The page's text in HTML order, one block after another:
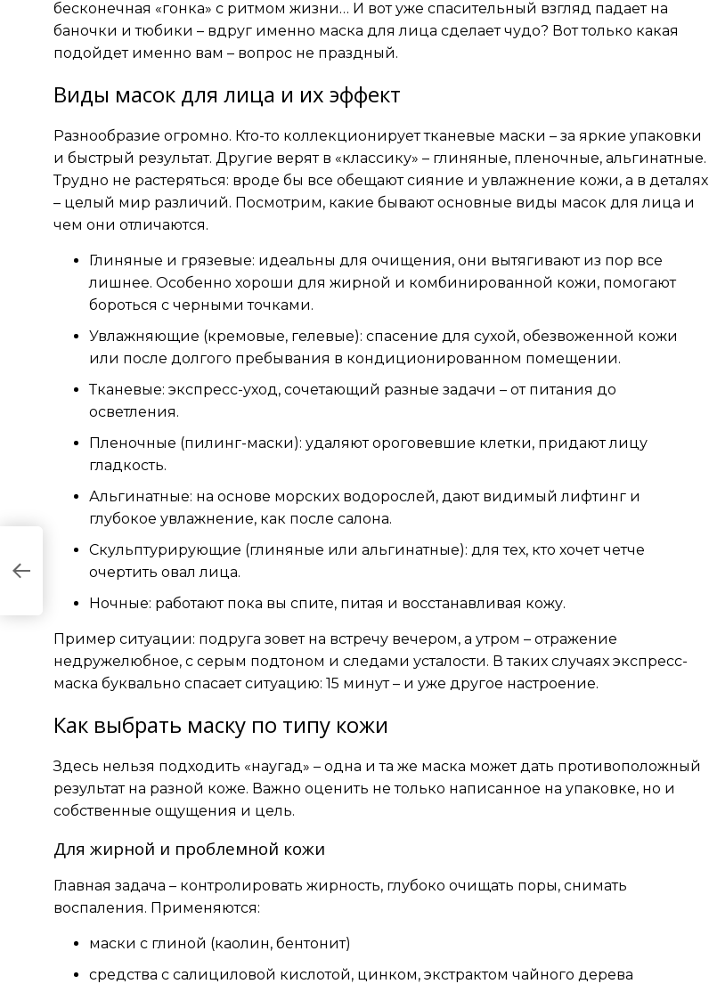
бесконечная «гонка» с ритмом жизни… И вот уже спасительный взгляд падает на
баночки и тюбики – вдруг именно маска для лица сделает чудо? Вот только какая
подойдет именно вам – вопрос не праздный.
Виды масок для лица и их эффект
Разнообразие огромно. Кто-то коллекционирует тканевые маски – за яркие упаковки
и быстрый результат. Другие верят в «классику» – глиняные, пленочные, альгинатные.
Трудно не растеряться: вроде бы все обещают сияние и увлажнение кожи, а в деталях
– целый мир различий. Посмотрим, какие бывают основные виды масок для лица и
чем они отличаются.
Глиняные и грязевые: идеальны для очищения, они вытягивают из пор все
лишнее. Особенно хороши для жирной и комбинированной кожи, помогают
бороться с черными точками.
Увлажняющие (кремовые, гелевые): спасение для сухой, обезвоженной кожи
или после долгого пребывания в кондиционированном помещении.
Тканевые: экспресс-уход, сочетающий разные задачи – от питания до
осветления.
Пленочные (пилинг-маски): удаляют ороговевшие клетки, придают лицу
гладкость.
Альгинатные: на основе морских водорослей, дают видимый лифтинг и
глубокое увлажнение, как после салона.
Скульптурирующие (глиняные или альгинатные): для тех, кто хочет четче
очертить овал лица.
Ночные: работают пока вы спите, питая и восстанавливая кожу.
Пример ситуации: подруга зовет на встречу вечером, а утром – отражение
недружелюбное, с серым подтоном и следами усталости. В таких случаях экспресс-
маска буквально спасает ситуацию: 15 минут – и уже другое настроение.
Как выбрать маску по типу кожи
Здесь нельзя подходить «наугад» – одна и та же маска может дать противоположный
результат на разной коже. Важно оценить не только написанное на упаковке, но и
собственные ощущения и цель.
Для жирной и проблемной кожи
Главная задача – контролировать жирность, глубоко очищать поры, снимать
воспаления. Применяются:
маски с глиной (каолин, бентонит)
средства с салициловой кислотой, цинком, экстрактом чайного дерева